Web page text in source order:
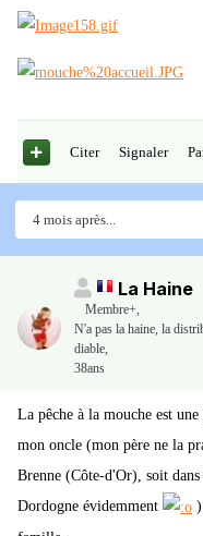
Citer Signaler
4 mois après...
La Haine
Membre+,
N'a pas la haine, la
diable,
38ans
La pêche à la mouche est
mon oncle (mon père ne la
Brenne (Côte-d'Or), soit
Dordogne évidemment